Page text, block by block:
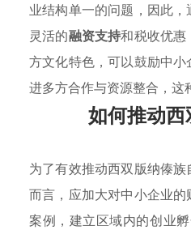
业结构单一的问题，因此
灵活的融资支持和税收优惠
方文化特色，可以鼓励中
进多方合作与资源整合，
如何推动
为了有效推动西双版纳傣
而言，应加大对中小企业
案例，建立区域内的创业